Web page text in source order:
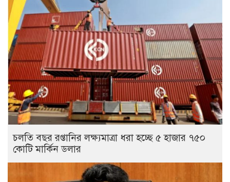
চলতি বছর রপ্তানির লক্ষ্যমাত্রা ধরা হচ্ছে ৫ হাজার ৭৫০
কোটি মার্কিন ডলার